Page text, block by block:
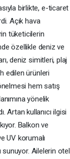
birlikte, e-ticaret
Açık hava
tüketicilerin
özellikle deniz ve
deniz simitleri, plaj
edilen ürünleri
hem satış
yönelik
Artan kullanıcı ilgisi
Balkon ve
UV korumalı
Ailelerin otel